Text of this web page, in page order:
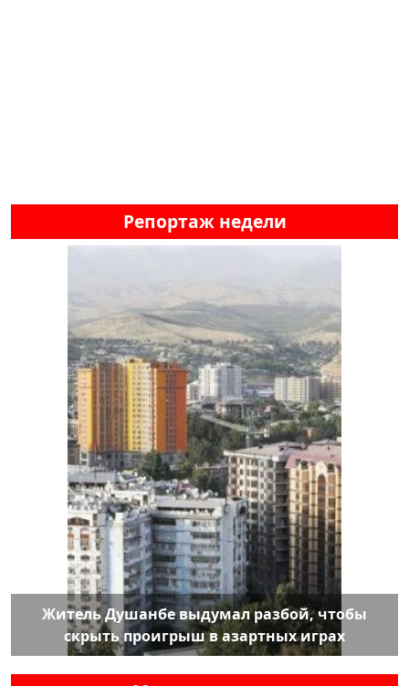
Репортаж недели
Житель Душанбе выдумал разбой, чтобы
скрыть проигрыш в азартных играх